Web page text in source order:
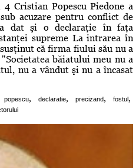
Cristian Popescu Piedone a
acuzare pentru conflict de
dat şi o declaraţie în faţa
supreme La intrarea în
că firma fiului său nu a
băiatului meu nu a
nu a vândut şi nu a încasat
popescu, declaratie, precizand, fostul ,